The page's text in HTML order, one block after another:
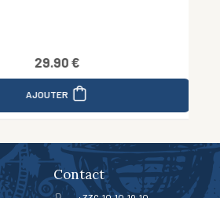
29.90 €
AJOUTER
Contact